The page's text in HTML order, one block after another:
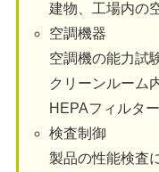
建物、工場内の
空調機器
空調機の能力試
クリーンルーム
HEPAフィルタ
検査制御
製品の性能検査